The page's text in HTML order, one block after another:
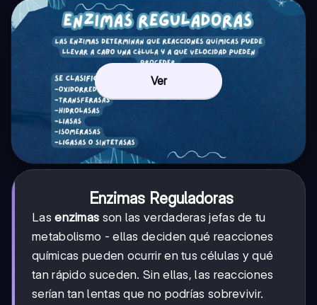
Ver
Enzimas Reguladoras
Lasenzimas son las verdaderas jefas de tu
metabolismo - ellas deciden qué reacciones
químicas pueden ocurrir en tus células y qué
tan rápido suceden. Sin ellas, las reacciones
serían tan lentas que no podrías sobrevivir.